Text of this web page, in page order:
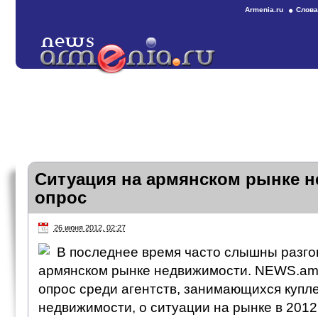
Armenia.ru
Ситуация на армянском рынке
опрос
26 июня 2012, 02:27
В последнее время часто слышны
армянском рынке недвижимости.
опрос среди агентств, занимающихся
недвижимости, о ситуации на рынке в 2012